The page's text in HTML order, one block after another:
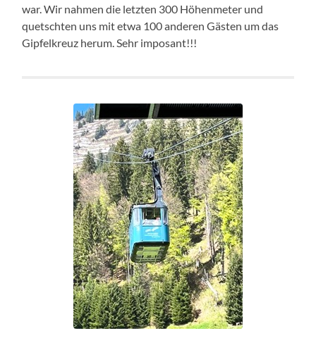
war. Wir nahmen die letzten 300 Höhenmeter und
quetschten uns mit etwa 100 anderen Gästen um das
Gipfelkreuz herum. Sehr imposant!!!